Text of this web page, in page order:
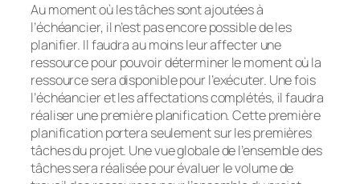
Au moment où les tâches sont ajoutées à
l’échéancier, il n’est pas encore possible de les
planifier. Il faudra au moins leur affecter une
ressource pour pouvoir déterminer le moment où la
ressource sera disponible pour l’exécuter. Une fois
l’échéancier et les affectations complétés, il faudra
réaliser une première planification. Cette première
planification portera seulement sur les premières
tâches du projet. Une vue globale de l’ensemble des
tâches sera réalisée pour évaluer le volume de